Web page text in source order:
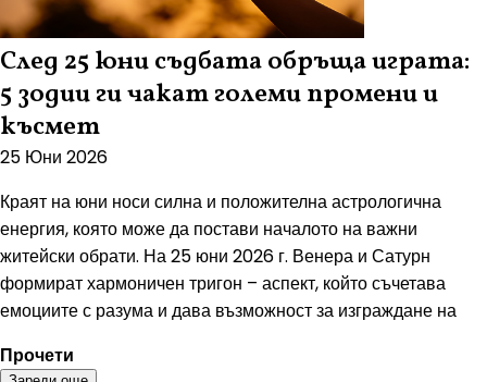
След 25 юни съдбата обръща играта:
5 зодии ги чакат големи промени и
късмет
25 Юни 2026
Краят на юни носи силна и положителна астрологична
енергия, която може да постави началото на важни
житейски обрати. На 25 юни 2026 г. Венера и Сатурн
формират хармоничен тригон – аспект, който съчетава
емоциите с разума и дава възможност за изграждане на
Прочети